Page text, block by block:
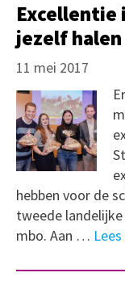
Excellentie
jezelf halen
11 mei 2017
hebben voor de
tweede
mbo. Aan …